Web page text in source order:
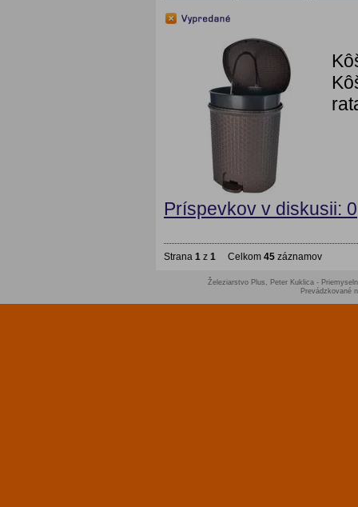
Príspevkov v diskusii: 0
Strana 1 z 1 Celkom 45 záznamov
Železiarstvo Plus, Peter Kuklica -
Prevádzkované